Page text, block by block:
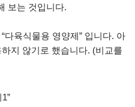
보는 것입니다.
다육식물용 영양제” 입니다. 아
지 않기로 했습니다. (비교를